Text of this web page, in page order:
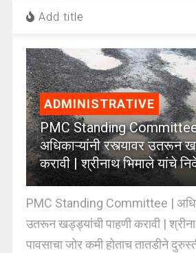
Add title
ADMINISTRATIVE
PMC Standing
अधिकाऱ्यांनी रस्त्यावर उतरून
करावी | श्रीनाथ भिमाले यांचे
PMC Standing Committee |
उतरून खड्ड्यांची पाहणी करावी |
पावसाचा जोर कमी होताच तातडीने